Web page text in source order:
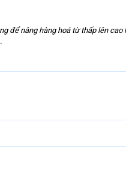
để nâng hàng hoá từ thấp lên